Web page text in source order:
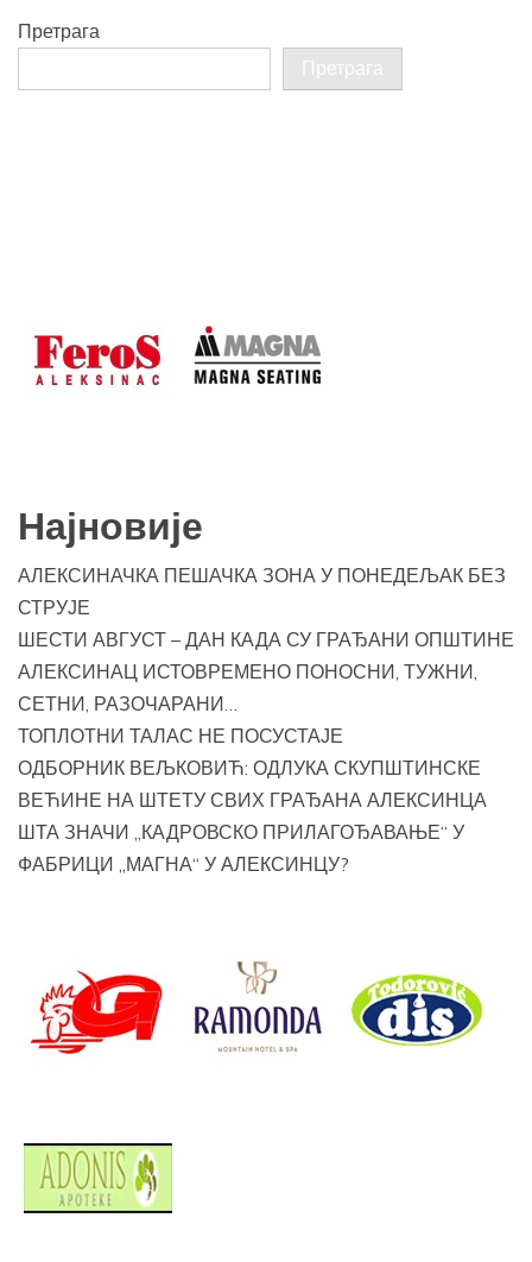
Претрага
Претрага
Најновије
АЛЕКСИНАЧКА ПЕШАЧКА ЗОНА У ПОНЕДЕЉАК БЕЗ
СТРУЈЕ
ШЕСТИ АВГУСТ – ДАН КАДА СУ ГРАЂАНИ ОПШТИНЕ
АЛЕКСИНАЦ ИСТОВРЕМЕНО ПОНОСНИ, ТУЖНИ,
СЕТНИ, РАЗОЧАРАНИ…
ТОПЛОТНИ ТАЛАС НЕ ПОСУСТАЈЕ
ОДБОРНИК ВЕЉКОВИЋ: ОДЛУКА СКУПШТИНСКЕ
ВЕЋИНЕ НА ШТЕТУ СВИХ ГРАЂАНА АЛЕКСИНЦА
ШТА ЗНАЧИ „КАДРОВСКО ПРИЛАГОЂАВАЊЕ“ У
ФАБРИЦИ „МАГНА“ У АЛЕКСИНЦУ?